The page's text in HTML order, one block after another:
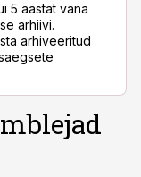
5 aastat vana
arhiivi.
arhiveeritud